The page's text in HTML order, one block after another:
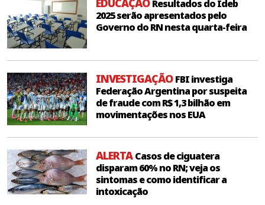
Resultados do Ideb
2025 serão apresentados pelo
Governo do RN nesta quarta-feira
INVESTIGAÇÃOFBI investiga
Federação Argentina por suspeita
de fraude com R$ 1,3 bilhão em
movimentações nos EUA
ALERTACasos de ciguatera
disparam 60% no RN; veja os
sintomas e como identificar a
intoxicação